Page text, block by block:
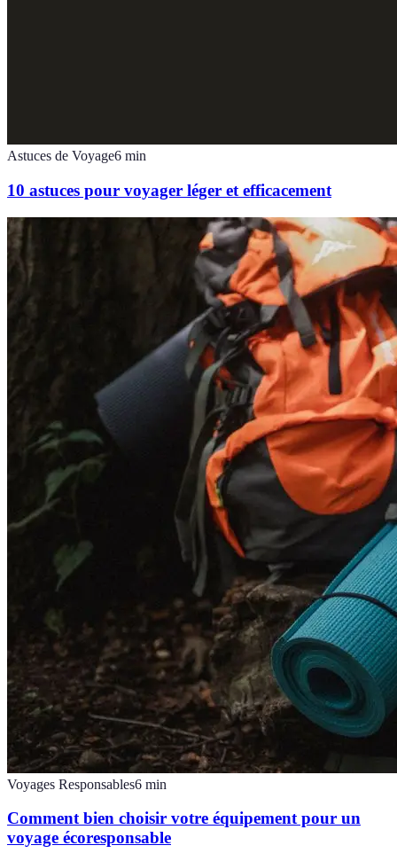
Astuces de Voyage6 min
10 astuces pour voyager léger et efficacement
Voyages Responsables6 min
Comment bien choisir votre équipement pour un
voyage écoresponsable